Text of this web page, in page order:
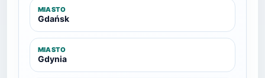
MIASTO
Gdańsk
MIASTO
Gdynia